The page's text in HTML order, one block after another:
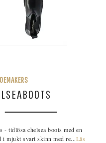
- tidlösa chelsea boots med en
mjukt svart skinn med re...Läs